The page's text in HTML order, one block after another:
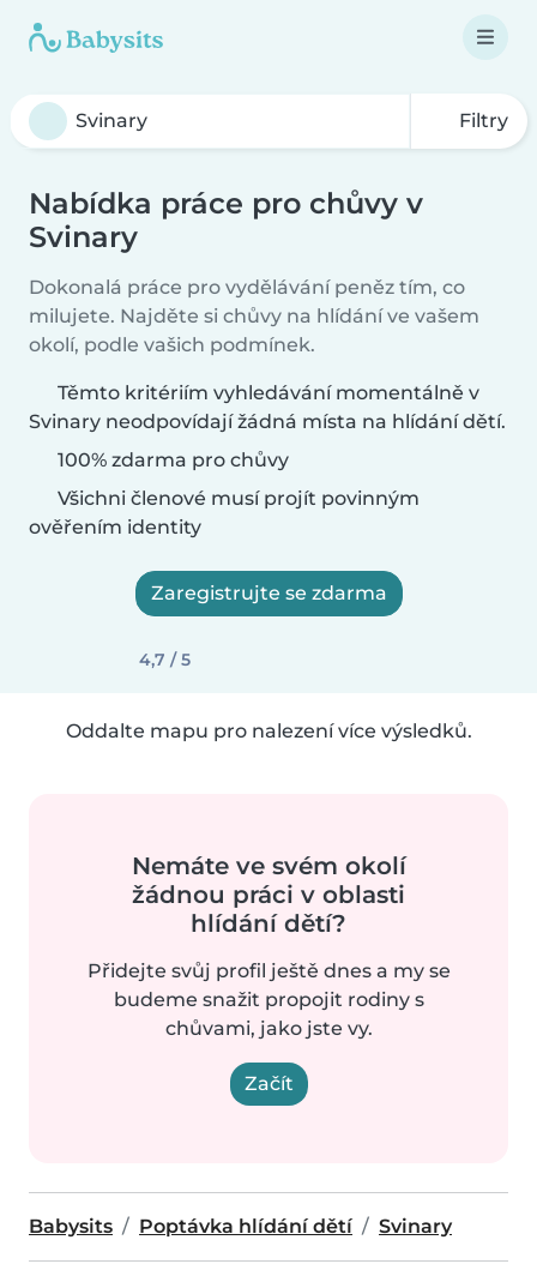
Filtry
Nabídka práce pro chůvy v
Svinary
Dokonalá práce pro vydělávání peněz tím, co
milujete. Najděte si chůvy na hlídání ve vašem
okolí, podle vašich podmínek.
Těmto kritériím vyhledávání momentálně v
Svinary neodpovídají žádná místa na hlídání dětí.
100% zdarma pro chůvy
Všichni členové musí projít povinným
ověřením identity
Zaregistrujte se zdarma
4,7 / 5
Oddalte mapu pro nalezení více výsledků.
Nemáte ve svém okolí
žádnou práci v oblasti
hlídání dětí?
Přidejte svůj profil ještě dnes a my se
budeme snažit propojit rodiny s
chůvami, jako jste vy.
Začít
Babysits Poptávka hlídání dětí Svinary